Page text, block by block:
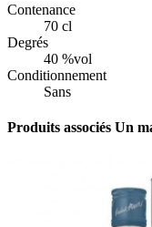
Contenance
70 cl
Degrés
40 %vol
Conditionnement
Sans
Produits associés Un